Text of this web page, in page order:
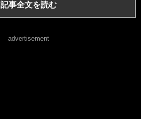
記事全文を読む
advertisement